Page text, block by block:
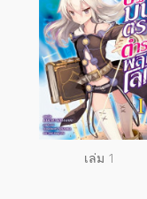
เล่ม 1